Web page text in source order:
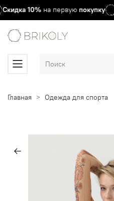
Скидка10%на первуюпокупку
Главная Одежда для спорта